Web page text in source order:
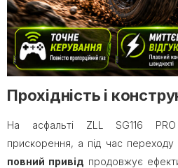
Прохідність і
На асфальті ZLL SG116
прискорення, а під час
повний привід продовжує